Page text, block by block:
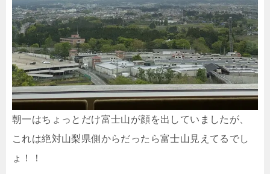
朝一はちょっとだけ富士山が顔を出していましたが、
これは絶対山梨県側からだったら富士山見えてるでし
ょ！！